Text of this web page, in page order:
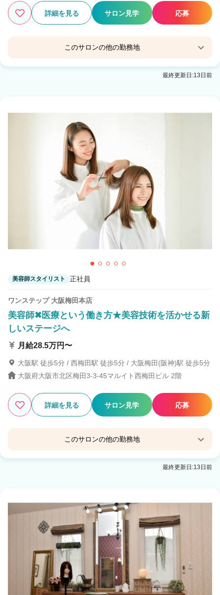
詳細を見る サロン見学 応募
このサロンの他の勤務地
ワンステップ 名古屋店
新宿駅 徒歩4分
ワンステップ 千葉店
千葉駅 徒歩5分
最終更新日:13日前
美容師スタイリスト 正社員
ワンステップ 大阪梅田本店
美容師✖医療という働き方★美容技術を活かせる新
しいステージへ
月給28.5万円〜
大阪駅 徒歩5分 / 西梅田駅 徒歩5分 / 大阪梅田(阪神)駅 徒歩5分
大阪府大阪市北区梅田3-3-45マルイト西梅田ビル 2階
詳細を見る サロン見学 応募
このサロンの他の勤務地
ワンステップ 銀座店
博多駅 徒歩5分
ワンステップ 名古屋店
名古屋駅 徒歩3分
ワンステップ 新宿店
新宿駅 徒歩4分
ワンステップ 千葉店
最終更新日:13日前